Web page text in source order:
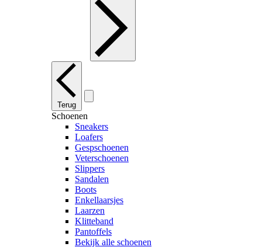
Terug
Schoenen
Sneakers
Loafers
Gespschoenen
Veterschoenen
Slippers
Sandalen
Boots
Enkellaarsjes
Laarzen
Klitteband
Pantoffels
Bekijk alle schoenen